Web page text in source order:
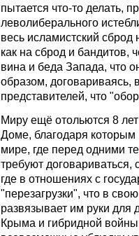
пытается что-то делать,
леволиберального
весь исламистский сброд
как на сброд и бандитов,
вина и беда Запада, что
образом, договариваясь,
представителей, что
Миру ещё отольются 8
Доме, благодаря которым
мире, где перед одними
требуют
где в отношениях с
"перезагрузки", что в
развязывает им руки
Крыма и гибридной